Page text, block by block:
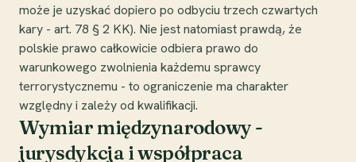
może je uzyskać dopiero po odbyciu trzech czwartych
kary - art. 78 § 2 KK). Nie jest natomiast prawdą, że
polskie prawo całkowicie odbiera prawo do
warunkowego zwolnienia każdemu sprawcy
terrorystycznemu - to ograniczenie ma charakter
względny i zależy od kwalifikacji.
Wymiar międzynarodowy -
jurysdykcja i współpraca